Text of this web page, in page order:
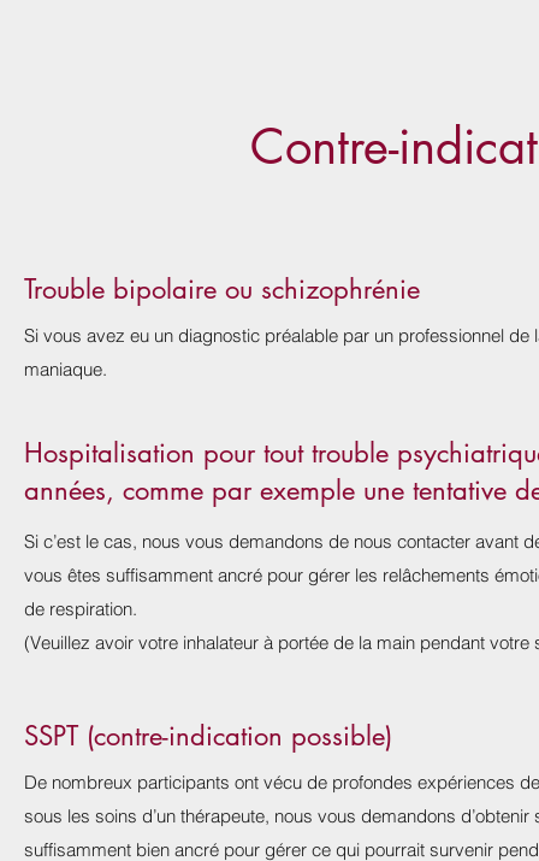
Contre-
Trouble bipolaire ou schizophrénie
Si vous avez eu un diagnostic préalable par un professionnel
maniaque.
Hospitalisation pour tout trouble
années, comme par exemple une tentative
Si c’est le cas, nous vous demandons de nous contacter avant
vous êtes suffisamment ancré pour gérer les relâchements
de respiration.
(Veuillez avoir votre inhalateur à portée de la main pendant
SSPT (contre-indication possible)
De nombreux participants ont vécu de profondes expériences
sous les soins d’un thérapeute, nous vous demandons
suffisamment bien ancré pour gérer ce qui pourrait survenir